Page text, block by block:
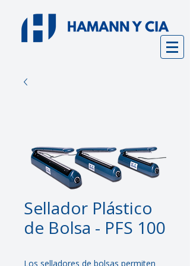
Sellador Plástico
de Bolsa - PFS 100
Los selladores de bolsas permiten